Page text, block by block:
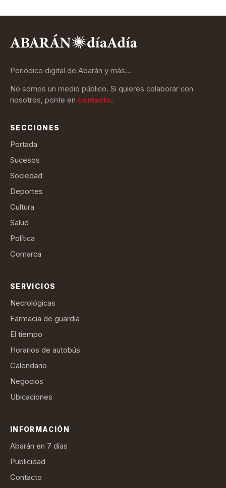
Periódico digital de Abarán y más…
No somos un medio público. Si quieres colaborar con
nosotros, ponte en contacto.
SECCIONES
Portada
Sucesos
Sociedad
Deportes
Cultura
Salud
Política
Comarca
SERVICIOS
Necrológicas
Farmacia de guardia
El tiempo
Horarios de autobús
Calendario
Negocios
Ubicaciones
INFORMACIÓN
Abarán en 7 días
Publicidad
Contacto